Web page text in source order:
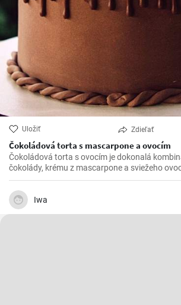
Uložiť Zdieľať
Čokoládová torta s mascarpone a ovocím
Čokoládová torta s ovocím je dokonalá
čokolády, krému z mascarpone a sviežeho
Iwa